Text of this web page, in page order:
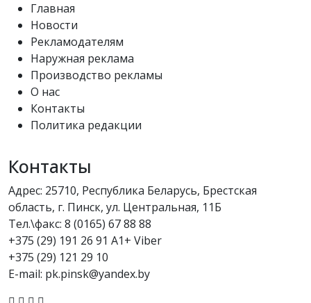
Главная
Новости
Рекламодателям
Наружная реклама
Производство рекламы
О нас
Контакты
Политика редакции
Контакты
Адрес: 25710, Республика Беларусь, Брестская
область, г. Пинск, ул. Центральная, 11Б
Тел.\факс: 8 (0165) 67 88 88
+375 (29) 191 26 91 A1+ Viber
+375 (29) 121 29 10
E-mail: pk.pinsk@yandex.by